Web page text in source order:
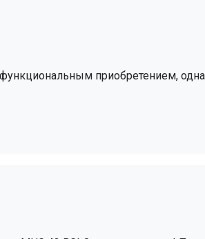
приобретением,